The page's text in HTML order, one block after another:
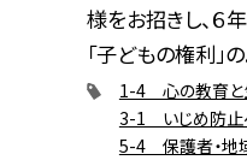
様をお招きし、６
「子どもの権利」
1-4 心の教育と
3-1 いじめ防止
5-4 保護者・地